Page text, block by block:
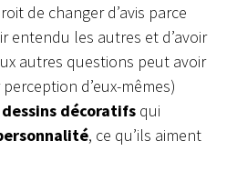
de changer d’avis parce
entendu les autres et d’avoir
autres questions peut avoir
d’eux-mêmes)
dessins décoratifs qui
, ce qu’ils aiment